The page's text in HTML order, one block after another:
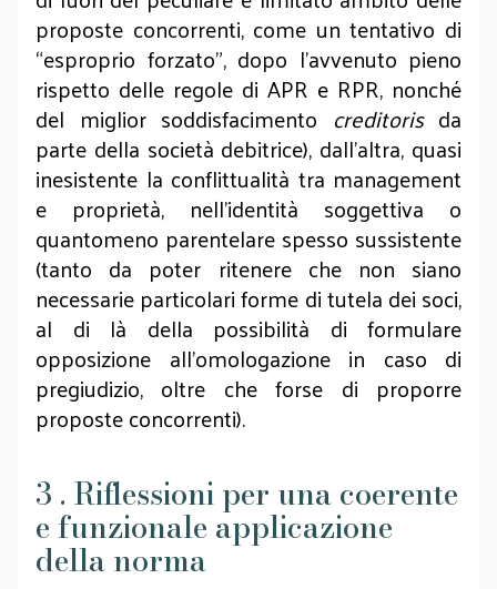
proposte concorrenti, come un tentativo di
“esproprio forzato”, dopo l’avvenuto pieno
rispetto delle regole di APR e RPR, nonché
del miglior soddisfacimento creditorisda
parte della società debitrice), dall’altra, quasi
inesistente la conflittualità tra management
e proprietà, nell’identità soggettiva o
quantomeno parentelare spesso sussistente
(tanto da poter ritenere che non siano
necessarie particolari forme di tutela dei soci,
al di là della possibilità di formulare
opposizione all’omologazione in caso di
pregiudizio, oltre che forse di proporre
proposte concorrenti).
3 . Riflessioni per una coerente
e funzionale applicazione
della norma